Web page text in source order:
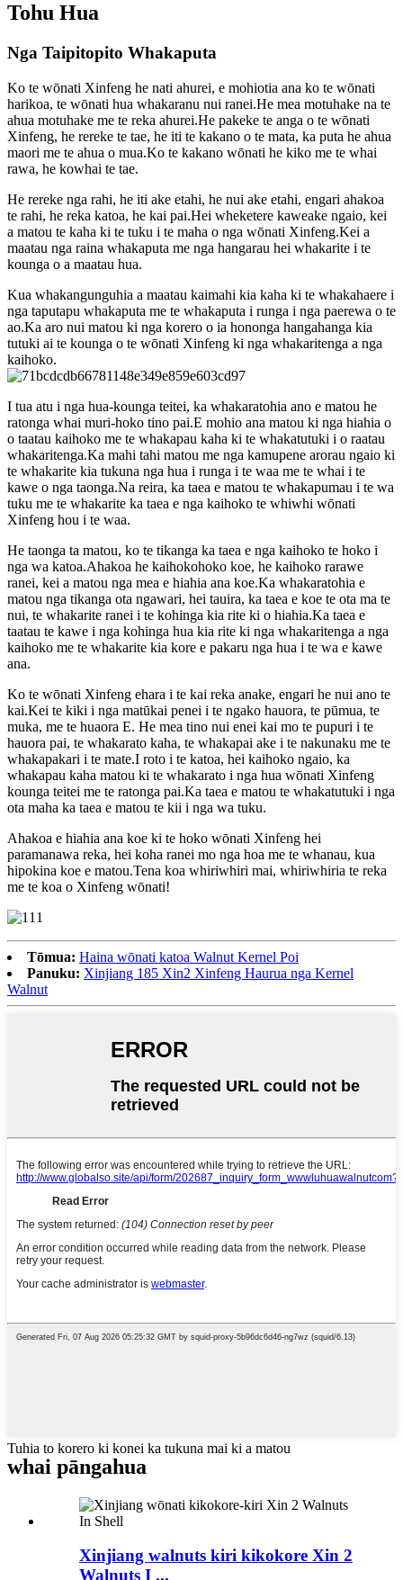
Tohu Hua
Nga Taipitopito Whakaputa
Ko te wōnati Xinfeng he nati ahurei, e mohiotia ana ko te wōnati
harikoa, te wōnati hua whakaranu nui ranei.He mea motuhake na te
ahua motuhake me te reka ahurei.He pakeke te anga o te wōnati
Xinfeng, he rereke te tae, he iti te kakano o te mata, ka puta he ahua
maori me te ahua o mua.Ko te kakano wōnati he kiko me te whai
rawa, he kowhai te tae.
He rereke nga rahi, he iti ake etahi, he nui ake etahi, engari ahakoa
te rahi, he reka katoa, he kai pai.Hei wheketere kaweake ngaio, kei
a matou te kaha ki te tuku i te maha o nga wōnati Xinfeng.Kei a
maatau nga raina whakaputa me nga hangarau hei whakarite i te
kounga o a maatau hua.
Kua whakangunguhia a maatau kaimahi kia kaha ki te whakahaere i
nga taputapu whakaputa me te whakaputa i runga i nga paerewa o te
ao.Ka aro nui matou ki nga korero o ia hononga hangahanga kia
tutuki ai te kounga o te wōnati Xinfeng ki nga whakaritenga a nga
kaihoko.
I tua atu i nga hua-kounga teitei, ka whakaratohia ano e matou he
ratonga whai muri-hoko tino pai.E mohio ana matou ki nga hiahia o
o taatau kaihoko me te whakapau kaha ki te whakatutuki i o raatau
whakaritenga.Ka mahi tahi matou me nga kamupene arorau ngaio ki
te whakarite kia tukuna nga hua i runga i te waa me te whai i te
kawe o nga taonga.Na reira, ka taea e matou te whakapumau i te wa
tuku me te whakarite ka taea e nga kaihoko te whiwhi wōnati
Xinfeng hou i te waa.
He taonga ta matou, ko te tikanga ka taea e nga kaihoko te hoko i
nga wa katoa.Ahakoa he kaihokohoko koe, he kaihoko rarawe
ranei, kei a matou nga mea e hiahia ana koe.Ka whakaratohia e
matou nga tikanga ota ngawari, hei tauira, ka taea e koe te ota ma te
nui, te whakarite ranei i te kohinga kia rite ki o hiahia.Ka taea e
taatau te kawe i nga kohinga hua kia rite ki nga whakaritenga a nga
kaihoko me te whakarite kia kore e pakaru nga hua i te wa e kawe
ana.
Ko te wōnati Xinfeng ehara i te kai reka anake, engari he nui ano te
kai.Kei te kiki i nga matūkai penei i te ngako hauora, te pūmua, te
muka, me te huaora E. He mea tino nui enei kai mo te pupuri i te
hauora pai, te whakarato kaha, te whakapai ake i te nakunaku me te
whakapakari i te mate.I roto i te katoa, hei kaihoko ngaio, ka
whakapau kaha matou ki te whakarato i nga hua wōnati Xinfeng
kounga teitei me te ratonga pai.Ka taea e matou te whakatutuki i nga
ota maha ka taea e matou te kii i nga wa tuku.
Ahakoa e hiahia ana koe ki te hoko wōnati Xinfeng hei
paramanawa reka, hei koha ranei mo nga hoa me te whanau, kua
hipokina koe e matou.Tena koa whiriwhiri mai, whiriwhiria te reka
me te koa o Xinfeng wōnati!
Tōmua: Haina wōnati katoa Walnut Kernel Poi
Panuku: Xinjiang 185 Xin2 Xinfeng Haurua nga Kernel
Walnut
Tuhia to korero ki konei ka tukuna mai ki a matou
whai pāngahua
Xinjiang walnuts kiri kikokore Xin 2
Walnuts I ...